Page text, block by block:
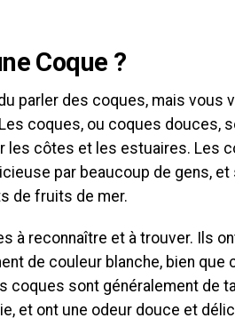
Coque ?
parler des coques, mais vous
Les coques, ou coques douces,
les côtes et les estuaires. Les
par beaucoup de gens,
de fruits de mer.
à reconnaître et à trouver. Ils
de couleur blanche, bien que
coques sont généralement de
et ont une odeur douce et